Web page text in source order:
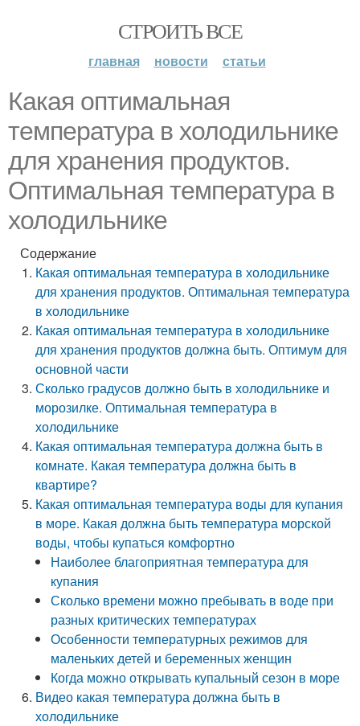
СТРОИТЬ ВСЕ
главная новости статьи
Какая оптимальная
температура в холодильнике
для хранения продуктов.
Оптимальная температура в
холодильнике
Содержание
Какая оптимальная температура в холодильнике
для хранения продуктов. Оптимальная температура
в холодильнике
Какая оптимальная температура в холодильнике
для хранения продуктов должна быть. Оптимум для
основной части
Сколько градусов должно быть в холодильнике и
морозилке. Оптимальная температура в
холодильнике
Какая оптимальная температура должна быть в
комнате. Какая температура должна быть в
квартире?
Какая оптимальная температура воды для купания
в море. Какая должна быть температура морской
воды, чтобы купаться комфортно
Наиболее благоприятная температура для
купания
Сколько времени можно пребывать в воде при
разных критических температурах
Особенности температурных режимов для
маленьких детей и беременных женщин
Когда можно открывать купальный сезон в море
Видео какая температура должна быть в
холодильнике